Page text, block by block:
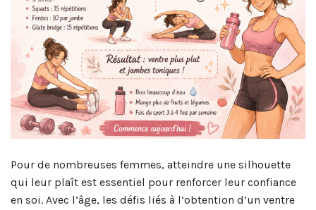
Pour de nombreuses femmes, atteindre une silhouette
qui leur plaît est essentiel pour renforcer leur confiance
en soi. Avec l’âge, les défis liés à l’obtention d’un ventre